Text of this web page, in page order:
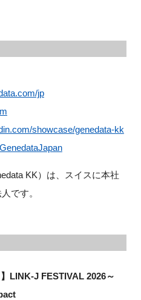
jp
showcase/genedata-kk
KK）は、スイスに本社
です。
LINK-J FESTIVAL 2026～